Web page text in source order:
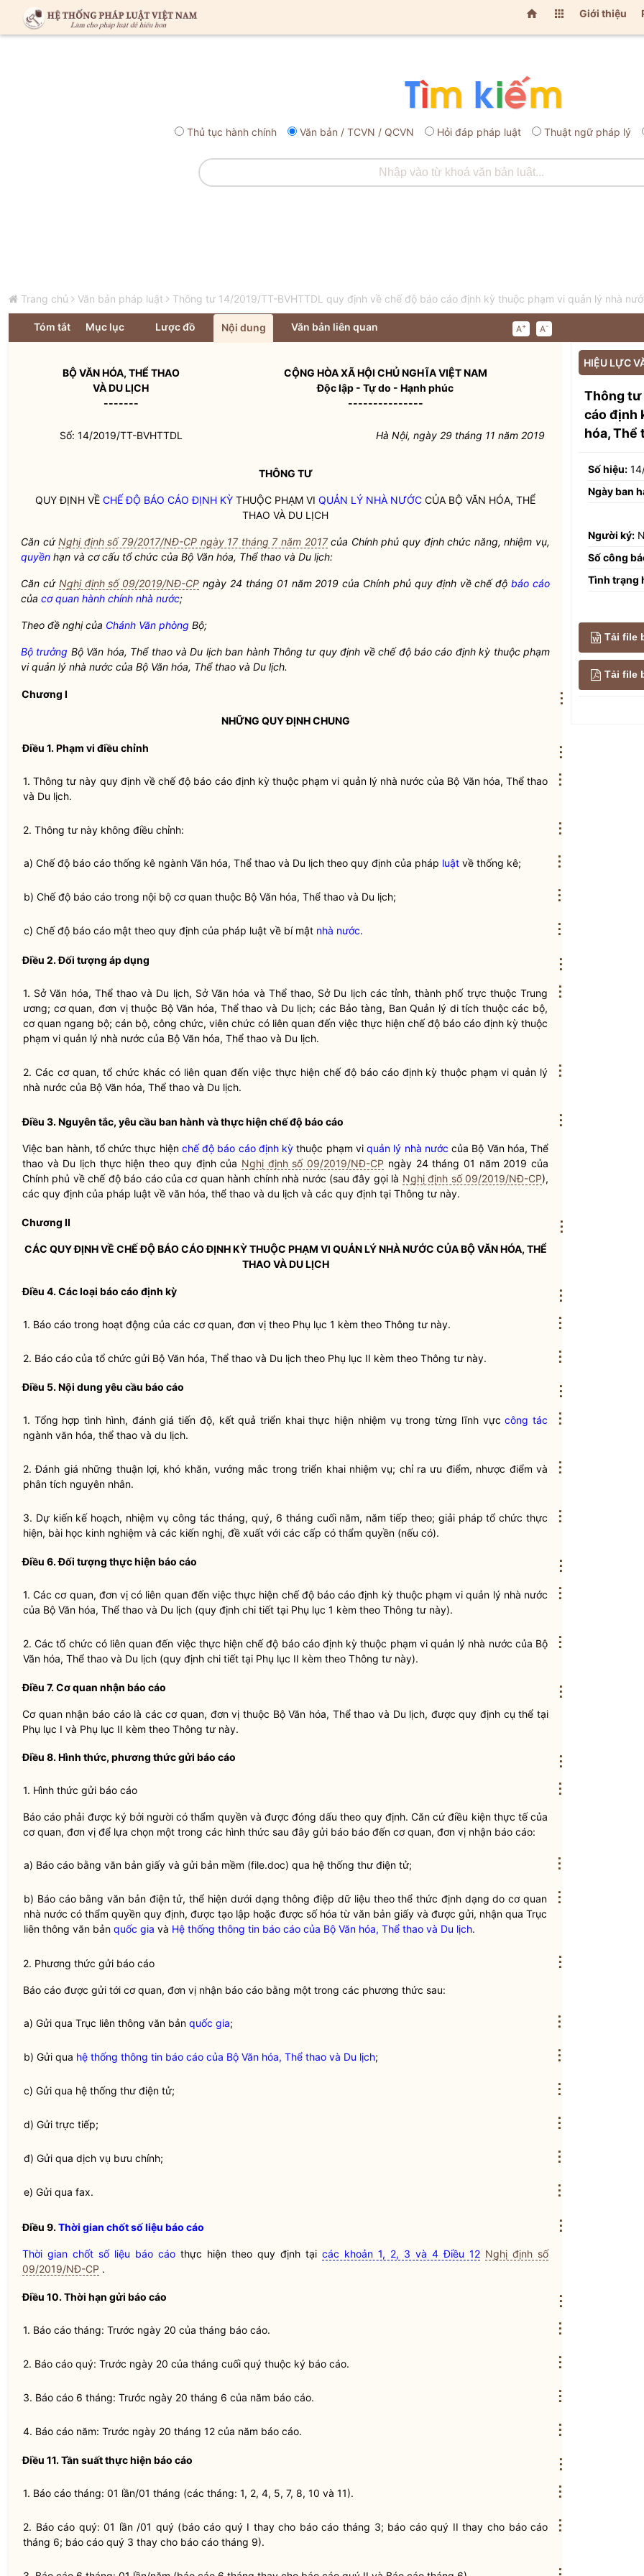
  Giới thiệu
Thủ tục hành chính Văn bản / TCVN / QCVN Hỏi đáp pháp luật Thuật ngữ pháp lý
Trang chủ Văn bản pháp luật Thông tư 14/2019/TT-BVHTTDL quy định về chế độ báo cáo định kỳ thuộc phạm vi quản lý nhà
Tóm tắt Mục lục Lược đồ Nội dung Văn bản liên quan A+ A-
BỘ VĂN HÓA, THỂ THAO
VÀ DU LỊCH
-------
CỘNG HÒA XÃ HỘI CHỦ NGHĨA VIỆT NAM
Độc lập - Tự do - Hạnh phúc
---------------
Số: 14/2019/TT-BVHTTDL Hà Nội, ngày 29 tháng 11 năm 2019
THÔNG TƯ
QUY ĐỊNH VỀ CHẾ ĐỘ BÁO CÁO ĐỊNH KỲ THUỘC PHẠM VI QUẢN LÝ NHÀ NƯỚC CỦA BỘ VĂN HÓA, THỂ
THAO VÀ DU LỊCH
Căn cứNghị định số 79/2017/NĐ-CP ngày 17 tháng 7 năm 2017của Chính phủ quy định chức năng, nhiệm vụ,
quyền hạn và cơ cấu tổ chức của Bộ Văn hóa, Thể thao và Du lịch:
Căn cứ Nghị định số 09/2019/NĐ-CP ngày 24 tháng 01 năm 2019 của Chính phủ quy định về chế độbáo cáo
của cơ quan hành chính nhà nước;
Theo đề nghị của Chánh Văn phòng Bộ;
Bộ trưởng Bộ Văn hóa, Thể thao và Du lịch ban hành Thông tư quy định vềchế độ báo cáo định kỳ thuộc phạm
viquản lý nhà nước của Bộ Văn hóa, Thể thao và Du lịch.
Chương I
NHỮNG QUY ĐỊNH CHUNG
Điều 1. Phạm vi điều chỉnh
1. Thông tư này quy định vềchế độ báo cáo định kỳthuộc phạm vi quản lý nhà nước của Bộ Văn hóa, Thể thao
và Du lịch.
2. Thông tư này không điều chỉnh:
a) Chế độ báo cáo thống kê ngành Văn hóa, Thể thao và Du lịch theo quy định của pháp luật về thống kê;
b) Chế độ báo cáo trong nội bộ cơ quan thuộc Bộ Văn hóa, Thể thao và Du lịch;
c) Chế độ báo cáo mật theo quy định của pháp luật về bí mật nhà nước.
Điều 2. Đối tượng áp dụng
1. Sở Văn hóa, Thể thao và Du lịch, Sở Văn hóa và Thể thao, Sở Du lịch các tỉnh, thành phố trực thuộc Trung
ương; cơ quan, đơn vị thuộc Bộ Văn hóa, Thể thao và Du lịch; các Bảo tàng, Ban Quản lý di tích thuộc các bộ,
cơ quan ngang bộ; cán bộ, công chức, viên chức có liên quan đến việc thực hiện chế độ báo cáo định kỳ thuộc
phạm vi quản lý nhà nước của Bộ Văn hóa, Thể thao và Du lịch.
2. Các cơ quan, tổ chức khác có liên quan đến việc thực hiện chế độ báo cáo định kỳ thuộc phạm viquản lý
nhà nước của Bộ Văn hóa, Thể thao và Du lịch.
Điều 3. Nguyên tắc, yêu cầu ban hành và thực hiện chế độ báo cáo
Việc ban hành, tổ chức thực hiện chế độ báo cáo định kỳ thuộc phạm vi quản lý nhà nước của Bộ Văn hóa, Thể
thao và Du lịch thực hiện theo quy định của Nghị định số 09/2019/NĐ-CP ngày 24 tháng 01 năm 2019 của
Chính phủ về chế độ báo cáo củacơ quan hành chính nhà nước (sau đây gọi là Nghị định số 09/2019/NĐ-CP),
các quy định của pháp luật về văn hóa, thể thao và du lịch và các quy định tại Thông tư này.
Chương II
CÁC QUY ĐỊNH VỀ CHẾ ĐỘ BÁO CÁO ĐỊNH KỲTHUỘC PHẠM VI QUẢN LÝ NHÀ NƯỚC CỦA BỘ VĂN HÓA, THỂ
THAO VÀ DU LỊCH
Điều 4. Các loại báo cáo định kỳ
1. Báo cáo trong hoạt động của các cơ quan, đơn vị theo Phụ lục 1 kèm theo Thông tư này.
2. Báo cáo của tổ chức gửi Bộ Văn hóa, Thể thao và Du lịch theo Phụ lục II kèm theo Thông tư này.
Điều 5. Nội dung yêu cầu báo cáo
1. Tổng hợp tình hình, đánh giá tiến độ, kết quả triển khai thực hiện nhiệm vụ trong từng lĩnh vựccông tác
ngành văn hóa, thể thao và du lịch.
2. Đánh giá những thuận lợi, khó khăn, vướng mắc trong triển khai nhiệm vụ; chỉ ra ưu điểm, nhược điểm và
phân tích nguyên nhân.
3. Dự kiến kế hoạch, nhiệm vụ công tác tháng, quý, 6 tháng cuối năm, năm tiếp theo; giải pháp tổ chức thực
hiện, bài học kinh nghiệm và các kiến nghị, đề xuất với các cấp có thẩm quyền (nếu có).
Điều 6. Đối tượng thực hiện báo cáo
1. Các cơ quan, đơn vị có liên quan đến việc thực hiện chế độ báo cáo định kỳthuộc phạm viquản lý nhà nước
của Bộ Văn hóa, Thể thao và Du lịch (quy định chi tiết tại Phụ lục 1 kèm theo Thông tư này).
2. Các tổ chức có liên quan đến việc thực hiệnchế độ báo cáo định kỳ thuộc phạm viquản lý nhà nước của Bộ
Văn hóa, Thể thao và Du lịch (quy định chi tiết tại Phụ lục II kèm theo Thông tư này).
Điều 7. Cơ quan nhận báo cáo
Cơ quan nhận báo cáolà các cơ quan, đơn vị thuộc Bộ Văn hóa, Thể thao và Du lịch, được quy định cụ thể tại
Phụ lục I và Phụ lục II kèm theo Thông tư này.
Điều 8. Hình thức, phương thức gửi báo cáo
1. Hình thức gửi báo cáo
Báo cáo phải được ký bởi người có thẩm quyềnvà được đóng dấu theo quy định. Căn cứ điều kiện thực tế của
cơ quan, đơn vị để lựa chọn một trong các hình thức sau đây gửi báo báo đến cơ quan, đơn vị nhận báo cáo:
a) Báo cáo bằng văn bản giấy và gửi bản mềm (file.doc) qua hệ thống thư điện tử;
b) Báo cáo bằng văn bản điện tử, thể hiện dưới dạng thông điệp dữ liệu theo thể thức định dạng do cơ quan
nhà nước có thẩm quyền quy định, được tạo lập hoặc được số hóa từ văn bản giấy và được gửi, nhận qua Trục
liên thông văn bản quốc gia và Hệ thống thông tin báo cáo của Bộ Văn hóa, Thể thao và Du lịch.
2. Phương thức gửi báo cáo
Báo cáo được gửi tới cơ quan, đơn vị nhận báo cáo bằng một trong các phương thức sau:
a) Gửi qua Trục liên thông văn bản quốc gia;
b) Gửi qua hệ thống thông tin báo cáo của Bộ Văn hóa, Thể thao và Du lịch;
c) Gửi qua hệ thống thư điện tử;
d) Gửi trực tiếp;
đ) Gửi qua dịch vụ bưu chính;
e) Gửi qua fax.
Điều 9.Thời gian chốt số liệu báo cáo
Thời gian chốt số liệu báo cáo thực hiện theo quy định tại các khoản 1, 2, 3 và 4 Điều 12 Nghị định số
09/2019/NĐ-CP .
Điều 10. Thời hạn gửi báo cáo
1. Báo cáo tháng: Trước ngày 20 của tháng báo cáo.
2. Báo cáo quý: Trước ngày 20 của tháng cuối quý thuộc ký báo cáo.
3. Báo cáo 6 tháng: Trước ngày 20 tháng 6 của năm báo cáo.
4. Báo cáo năm: Trước ngày 20 tháng 12 của năm báo cáo.
Điều 11. Tần suất thực hiện báo cáo
1. Báo cáo tháng: 01 lần/01 tháng (các tháng: 1, 2, 4, 5, 7, 8, 10 và 11).
2. Báo cáo quý: 01 lần /01 quý (báo cáo quý I thay cho báo cáo tháng 3; báo cáoquý II thay cho báo cáo
tháng 6; báo cáo quý 3 thay cho báo cáo tháng 9).
HIỆU LỰC
Thông tư
cáo định
hóa, Thể
Số hiệu:
Ngày ban
Người ký:
Số công
Tình trạng
Tải file
Tải file
⋮
⋮
⋮
⋮
⋮
⋮
⋮
⋮
⋮
⋮
⋮
⋮
⋮
⋮
⋮
⋮
⋮
⋮
⋮
⋮
⋮
⋮
⋮
⋮
⋮
⋮
⋮
⋮
⋮
⋮
⋮
⋮
⋮
⋮
⋮
⋮
⋮
⋮
⋮
⋮
⋮
⋮
⋮